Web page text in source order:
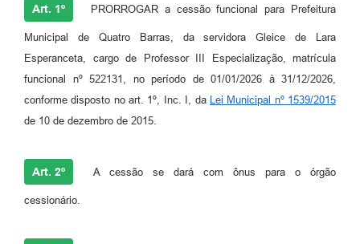
Art. 1º PRORROGAR a cessão funcional para Prefeitura
Municipal de Quatro Barras, da servidora Gleice de Lara
Esperanceta, cargo de Professor III Especialização, matrícula
funcional nº 522131, no período de 01/01/2026 à 31/12/2026,
conforme disposto no art. 1º, Inc. I, da Lei Municipal nº 1539/2015
de 10 de dezembro de 2015.
Art. 2º A cessão se dará com ônus para o órgão
cessionário.